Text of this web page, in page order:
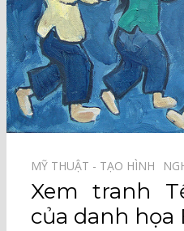
MỸ THUẬT - TẠO HÌNH⠀
Xem tranh
của danh họa